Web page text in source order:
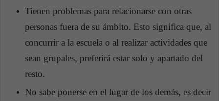
Tienen problemas para relacionarse con otras
personas fuera de su ámbito. Esto significa que, al
concurrir a la escuela o al realizar actividades que
sean grupales, preferirá estar solo y apartado del
resto.
No sabe ponerse en el lugar de los demás, es decir